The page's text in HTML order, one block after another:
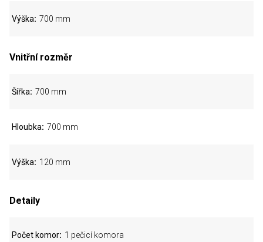
Výška 700 mm
Vnitřní rozměr
Šířka 700 mm
Hloubka 700 mm
Výška 120 mm
Detaily
Počet komor 1 pečicí komora